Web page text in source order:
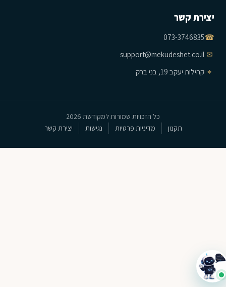
יצירת קשר
☎
073-3746835
✉
support@mekudeshet.co.il
⌖ קהילות יעקב 19, בני ברק
כל הזכויות שמורות למקודשת 2026
תקנון
מדיניות פרטיות נגישות יצירת קשר